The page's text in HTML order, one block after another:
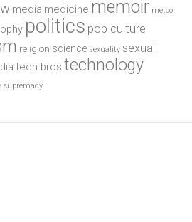
media medicine memoir metoo
politics pop culture
religion science sexuality sexual
tech bros technology
supremacy